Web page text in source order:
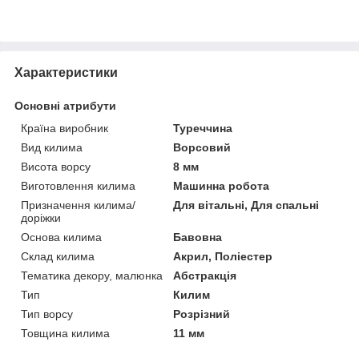
Характеристики
Основні атрибути
Країна виробник
Туреччина
Вид килима
Ворсовий
Висота ворсу
8 мм
Виготовлення килима
Машинна робота
Призначення килима/
доріжки
Для вітальні, Для спальні
Основа килима
Бавовна
Склад килима
Акрил, Поліестер
Тематика декору, малюнка
Абстракція
Тип
Килим
Тип ворсу
Розрізний
Товщина килима
11 мм